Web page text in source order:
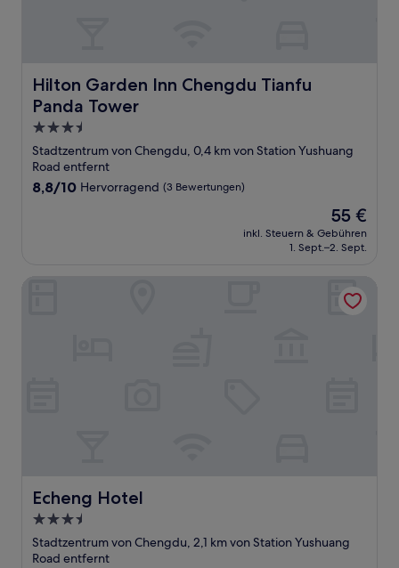
Hilton Garden Inn Chengdu Tianfu
Panda Tower
Hilton Garden Inn Chengdu Tianfu Panda Tower
3.5-
Sterne-
Unterkunft
Stadtzentrum von Chengdu, 0,4 km von Station Yushuang
Road entfernt
8.8
8,8/10 Hervorragend (3 Bewertungen)
Der
Preis
beträgt
55 €
inkl. Steuern & Gebühren
1. Sept.–2. Sept.
Echeng Hotel
Echeng Hotel
3.5-
Sterne-
Unterkunft
Stadtzentrum von Chengdu, 2,1 km von Station Yushuang
Road entfernt